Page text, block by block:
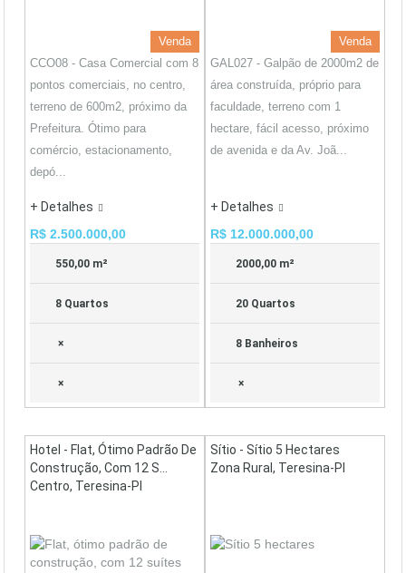
Venda
CCO08 - Casa Comercial com 8
pontos comerciais, no centro,
terreno de 600m2, próximo da
Prefeitura. Ótimo para
comércio, estacionamento,
depó...
+ Detalhes
R$ 2.500.000,00
550,00 m²
8 Quartos
×
×
Venda
GAL027 - Galpão de 2000m2 de
área construída, próprio para
faculdade, terreno com 1
hectare, fácil acesso, próximo
de avenida e da Av. Joã...
+ Detalhes
R$ 12.000.000,00
2000,00 m²
20 Quartos
8 Banheiros
×
Hotel - Flat, Ótimo Padrão De
Construção, Com 12 S...
Centro, Teresina-PI
Sítio - Sítio 5 Hectares
Zona Rural, Teresina-PI